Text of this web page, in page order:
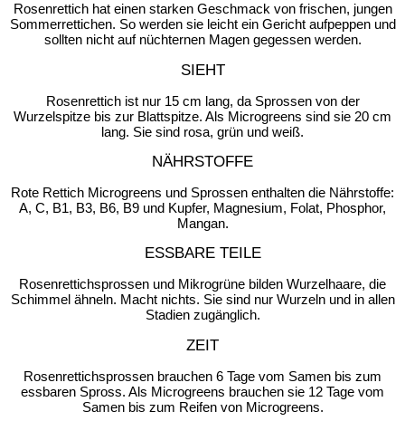
Rosenrettich hat einen starken Geschmack von frischen, jungen
Sommerrettichen. So werden sie leicht ein Gericht aufpeppen und
sollten nicht auf nüchternen Magen gegessen werden.
SIEHT
Rosenrettich ist nur 15 cm lang, da Sprossen von der
Wurzelspitze bis zur Blattspitze. Als Microgreens sind sie 20 cm
lang. Sie sind rosa, grün und weiß.
NÄHRSTOFFE
Rote Rettich Microgreens und Sprossen enthalten die Nährstoffe:
A, C, B1, B3, B6, B9 und Kupfer, Magnesium, Folat, Phosphor,
Mangan.
ESSBARE TEILE
Rosenrettichsprossen und Mikrogrüne bilden Wurzelhaare, die
Schimmel ähneln. Macht nichts. Sie sind nur Wurzeln und in allen
Stadien zugänglich.
ZEIT
Rosenrettichsprossen brauchen 6 Tage vom Samen bis zum
essbaren Spross. Als Microgreens brauchen sie 12 Tage vom
Samen bis zum Reifen von Microgreens.